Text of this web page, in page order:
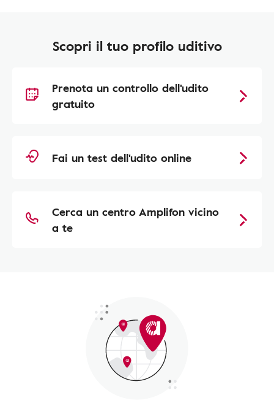
Scopri il tuo profilo uditivo
Prenota un controllo dell'udito
gratuito
Fai un test dell'udito online
Cerca un centro Amplifon vicino
a te